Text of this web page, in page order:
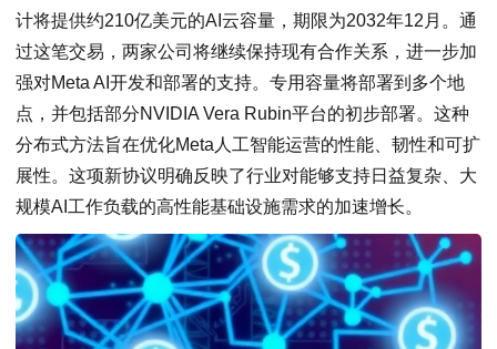
计将提供约210亿美元的AI云容量，期限为2032年12月。通
过这笔交易，两家公司将继续保持现有合作关系，进一步加
强对Meta AI开发和部署的支持。专用容量将部署到多个地
点，并包括部分NVIDIA Vera Rubin平台的初步部署。这种
分布式方法旨在优化Meta人工智能运营的性能、韧性和可扩
展性。这项新协议明确反映了行业对能够支持日益复杂、大
规模AI工作负载的高性能基础设施需求的加速增长。